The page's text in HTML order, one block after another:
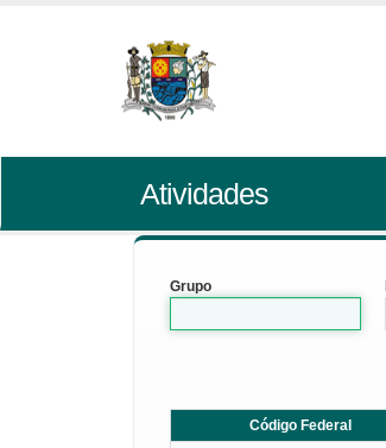
Atividades
Grupo
Código Federal